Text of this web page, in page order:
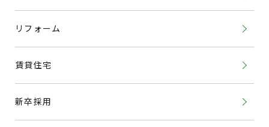
リフォーム
賃貸住宅
新卒採用